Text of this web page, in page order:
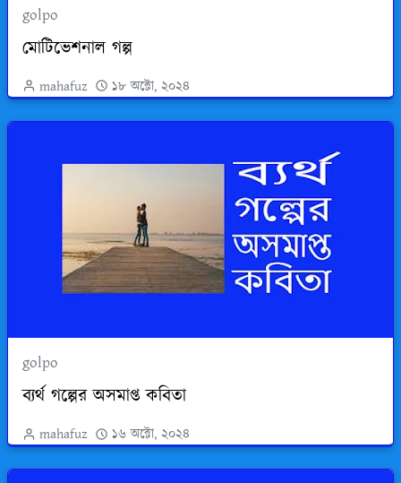
golpo
মোটিভেশনাল গল্প
mahafuz ১৮ অক্টো, ২০২৪
golpo
ব্যর্থ গল্পের অসমাপ্ত কবিতা
mahafuz ১৬ অক্টো, ২০২৪